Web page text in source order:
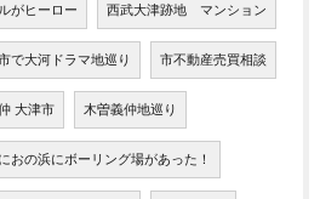
がヒーロー 西武大津跡地 マンション
で大河ドラマ地巡り 市不動産売買相談
大津市 木曽義仲地巡り
おの浜にボーリング場があった！